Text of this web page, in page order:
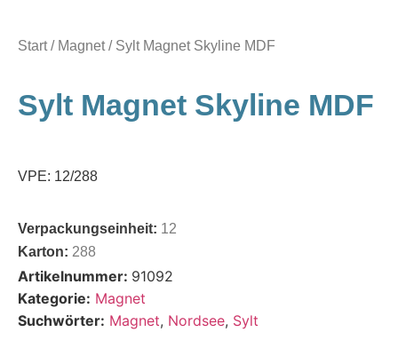
Start/ Magnet/ Sylt Magnet Skyline MDF
Sylt Magnet Skyline MDF
VPE: 12/288
Verpackungseinheit: 12
Karton: 288
Artikelnummer: 91092
Kategorie: Magnet
Suchwörter: Magnet, Nordsee, Sylt